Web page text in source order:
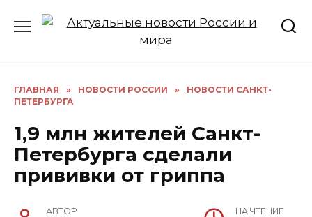
ГЛАВНАЯ » НОВОСТИ РОССИИ »
НОВОСТИ САНКТ-
ПЕТЕРБУРГА
1,9 млн жителей Санкт-
Петербурга cделали
прививки от гриппа
АВТОР НА ЧТЕНИЕ